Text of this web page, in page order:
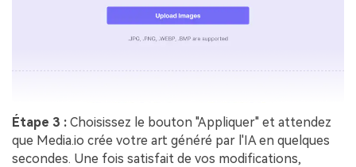
Étape 3 : Choisissez le bouton "Appliquer" et attendez
que Media.io crée votre art généré par l'IA en quelques
secondes. Une fois satisfait de vos modifications,